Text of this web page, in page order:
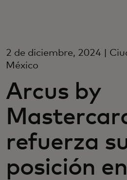
Para empresas
Para el mundo
Para innovadores
Noticias y
2 de diciembre, 2024 |
México
Arcus by
refuerza
posición en